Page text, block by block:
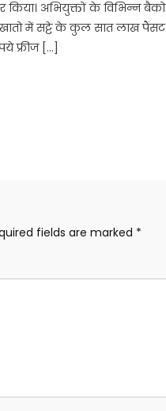
किया। अभियुक्तों के विभिन्न बैको
में सट्टे के कुल सात लाख पैंसट
फ्रीज […]
fields are marked *